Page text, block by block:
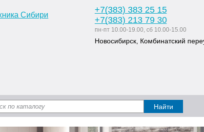
+7(383) 383 25 15
+7(383) 213 79 30
пн-пт 10.00-19.00, сб 10.00-15.00
Новосибирск, Комбинатский
Доставка и оплата Статьи Дизайн